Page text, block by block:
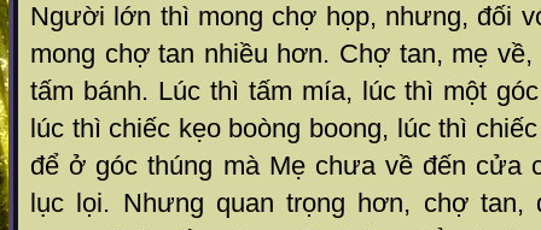
Người lớn thì mong chợ họp, nhưng, đối
mong chợ tan nhiều hơn. Chợ tan, mẹ
tấm bánh. Lúc thì tấm mía, lúc thì một
lúc thì chiếc kẹo boòng boong, lúc thì
để ở góc thúng mà Mẹ chưa về đến cửa
lục lọi. Nhưng quan trọng hơn, chợ